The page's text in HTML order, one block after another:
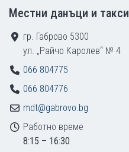
Местни данъци и такси
гр. Габрово 5300
ул. „Райчо Каролев“ № 4
066 804775
066 804776
mdt@gabrovo.bg
Работно време
8:15 – 16:30